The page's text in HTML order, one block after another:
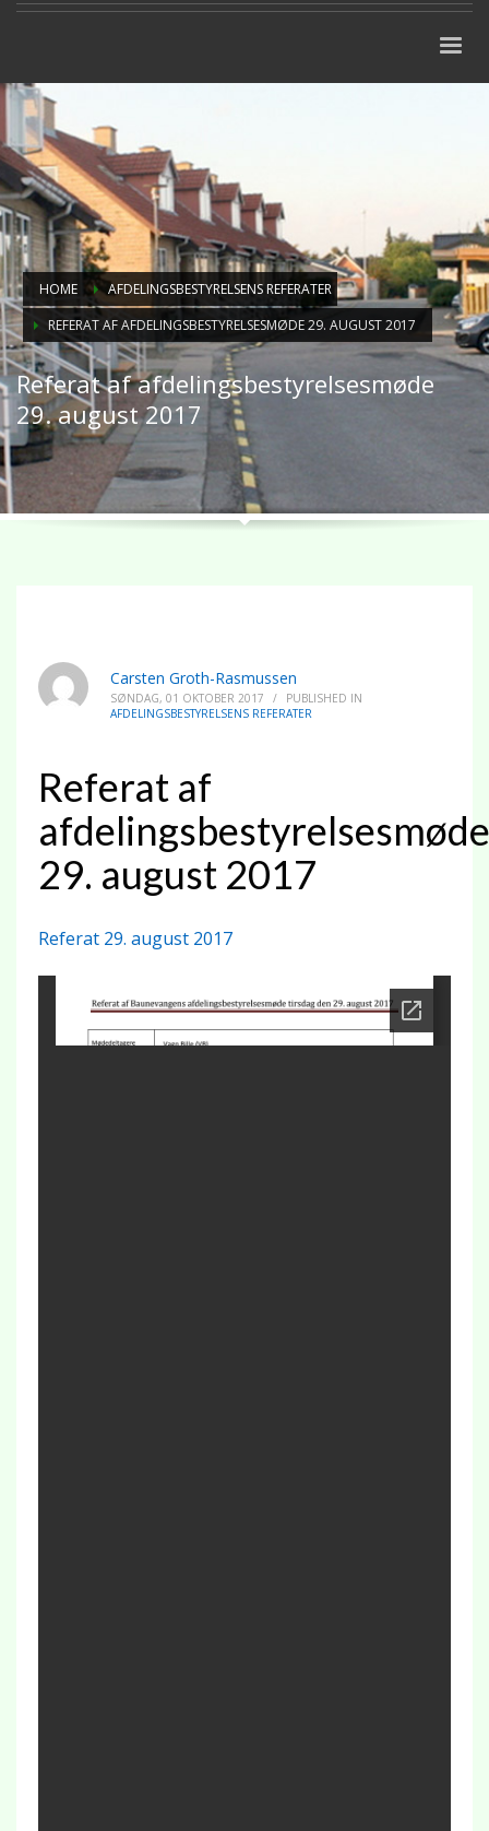
HOME
AFDELINGSBESTYRELSENS REFERATER
REFERAT AF AFDELINGSBESTYRELSESMØDE 29. AUGUST 2017
Referat af afdelingsbestyrelsesmøde
29. august 2017
Carsten Groth-Rasmussen
SØNDAG, 01 OKTOBER 2017 /
PUBLISHED IN
AFDELINGSBESTYRELSENS REFERATER
Referat af
afdelingsbestyrelsesmøde
29. august 2017
Referat 29. august 2017